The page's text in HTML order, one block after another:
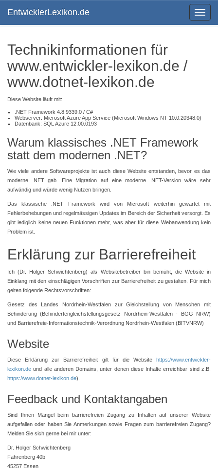
Toggle
EntwicklerLexikon.de
Technikinformationen für
www.entwickler-lexikon.de /
www.dotnet-lexikon.de
Diese Website läuft mit:
.NET Framework 4.8.9339.0 / C#
Webserver: Microsoft Azure App Service (Microsoft Windows NT 10.0.20348.0)
Datenbank: SQL Azure 12.00.0193
Warum klassisches .NET Framework
statt dem modernen .NET?
Wie viele andere Softwareprojekte ist auch diese Website entstanden, bevor es das
moderne .NET gab. Eine Migration auf eine moderne .NET-Version wäre sehr
aufwändig und würde wenig Nutzen bringen.
Das klassische .NET Framework wird von Microsoft weiterhin gewartet mit
Fehlerbehebungen und regelmässigen Updates im Bereich der Sicherheit versorgt. Es
gibt lediglich keine neuen Funktionen mehr, was aber für diese Webanwendung kein
Problem ist.
Erklärung zur Barrierefreiheit
Ich (Dr. Holger Schwichtenberg) als Websitebetreiber bin bemüht, die Website in
Einklang mit den einschlägigen Vorschriften zur Barrierefreiheit zu gestalten. Für mich
gelten folgende Rechtsvorschriften:
Gesetz des Landes Nordrhein-Westfalen zur Gleichstellung von Menschen mit
Behinderung (Behindertengleichstellungsgesetz Nordrhein-Westfalen - BGG NRW)
und Barrierefreie-Informationstechnik-Verordnung Nordrhein-Westfalen (BITVNRW)
Website
Diese Erklärung zur Barrierefreiheit gilt für die Website https://www.entwickler-
lexikon.de und alle anderen Domains, unter denen diese Inhalte erreichbar sind z.B.
https://www.dotnet-lexikon.de).
Feedback und Kontaktangaben
Sind Ihnen Mängel beim barrierefreien Zugang zu Inhalten auf unserer Website
aufgefallen oder haben Sie Anmerkungen sowie Fragen zum barrierefreien Zugang?
Melden Sie sich gerne bei mir unter:
Dr. Holger Schwichtenberg
Fahrenberg 40b
45257 Essen